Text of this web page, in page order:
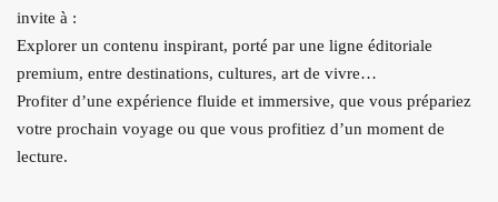
invite à :
Explorer un contenu inspirant, porté par une ligne éditoriale
premium, entre destinations, cultures, art de vivre…
Profiter d’une expérience fluide et immersive, que vous prépariez
votre prochain voyage ou que vous profitiez d’un moment de
lecture.